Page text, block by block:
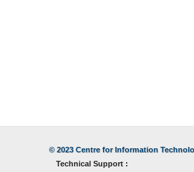
© 2023 Centre for Information
Technical Support :